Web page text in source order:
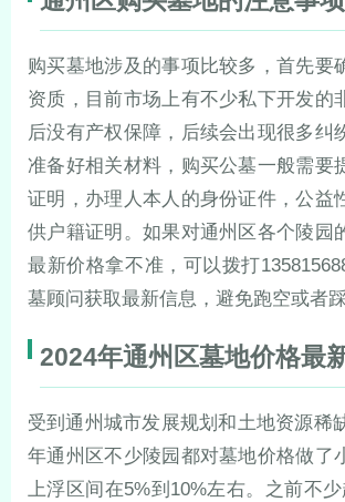
购买墓地涉及的事项比较多，首先要
资质，目前市场上有不少私下开发的
后没有产权保障，后续会出现很多纠
准备好相关材料，购买公墓一般需要
证明，办理人本人的身份证件，公益
供户籍证明。如果对通州区各个陵园
最新价格拿不准，可以拨打
墓顾问获取最新信息，避免跑空或者踩
2024年通州区墓地价格最
受到通州城市发展规划和土地资源稀
年通州区不少陵园都对墓地价格做了
上浮区间在5%到10%左右。之前不